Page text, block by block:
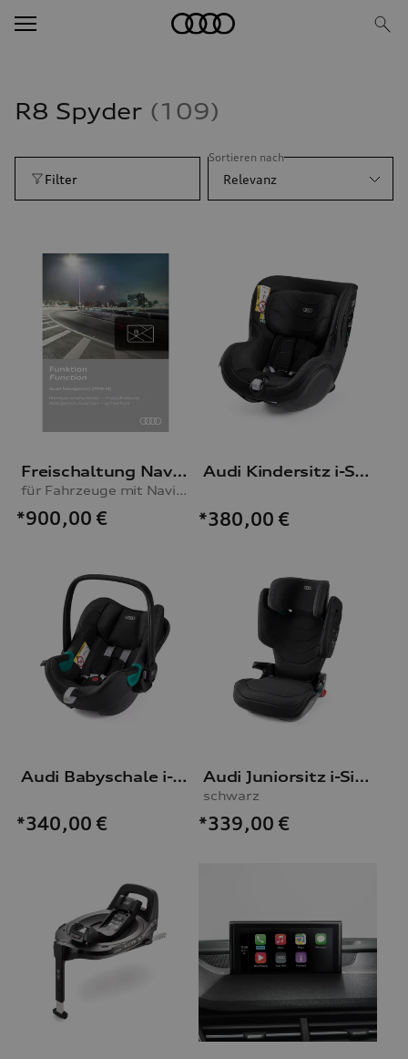
R8 Spyder 109
Filter
Sortieren nach
Relevanz
Freischaltung Navigationsfunktion
für Fahrzeuge mit Navigationsvorbereitung (MIB-H)
*900,00 €
Audi Kindersitz i-Size
*380,00 €
Audi Babyschale i-Size
*340,00 €
Audi Juniorsitz i-Size
schwarz
*339,00 €